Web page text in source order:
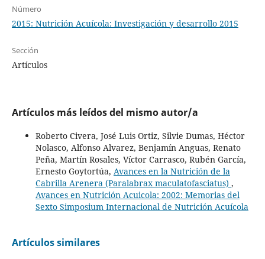
Número
2015: Nutrición Acuícola: Investigación y desarrollo 2015
Sección
Artículos
Artículos más leídos del mismo autor/a
Roberto Civera, José Luis Ortiz, Silvie Dumas, Héctor
Nolasco, Alfonso Alvarez, Benjamín Anguas, Renato
Peña, Martín Rosales, Víctor Carrasco, Rubén García,
Ernesto Goytortúa, Avances en la Nutrición de la
Cabrilla Arenera (Paralabrax maculatofasciatus) ,
Avances en Nutrición Acuicola: 2002: Memorias del
Sexto Simposium Internacional de Nutrición Acuícola
Artículos similares